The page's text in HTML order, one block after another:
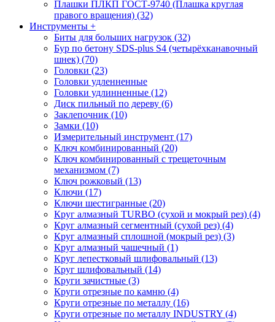
Плашки ПЛКП ГОСТ-9740 (Плашка круглая
правого вращения) (32)
Инструменты +
Биты для больших нагрузок (32)
Бур по бетону SDS-plus S4 (четырёхканавочный
шнек) (70)
Головки (23)
Головки удленненные
Головки удлинненные (12)
Диск пильный по дереву (6)
Заклепочник (10)
Замки (10)
Измерительный инструмент (17)
Ключ комбинированный (20)
Ключ комбинированный с трещеточным
механизмом (7)
Ключ рожковый (13)
Ключи (17)
Ключи шестигранные (20)
Круг алмазный TURBO (сухой и мокрый рез) (4)
Круг алмазный сегментный (сухой рез) (4)
Круг алмазный сплошной (мокрый рез) (3)
Круг алмазный чашечный (1)
Круг лепестковый шлифовальный (13)
Круг шлифовальный (14)
Круги зачистные (3)
Круги отрезные по камню (4)
Круги отрезные по металлу (16)
Круги отрезные по металлу INDUSTRY (4)